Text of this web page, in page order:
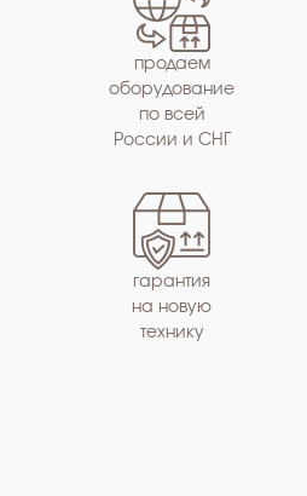
продаем
оборудование
по всей
России и СНГ
гарантия
на новую
технику